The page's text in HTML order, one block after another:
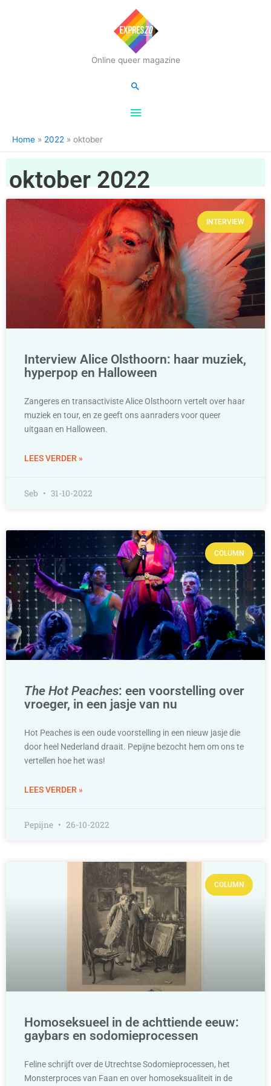
Online queer magazine
Hoofdmenu
Zoeken
Home 2022 oktober
oktober 2022
INTERVIEW
Interview Alice Olsthoorn: haar muziek,
hyperpop en Halloween
Zangeres en transactiviste Alice Olsthoorn vertelt over haar
muziek en tour, en ze geeft ons aanraders voor queer
uitgaan en Halloween.
LEES VERDER »
Seb 31-10-2022
COLUMN
The Hot Peaches: een voorstelling over
vroeger, in een jasje van nu
Hot Peaches is een oude voorstelling in een nieuw jasje die
door heel Nederland draait. Pepijne bezocht hem om ons te
vertellen hoe het was!
LEES VERDER »
Pepijne 26-10-2022
COLUMN
Homoseksueel in de achttiende eeuw:
gaybars en sodomieprocessen
Feline schrijft over de Utrechtse Sodomieprocessen, het
Monsterproces van Faan en over homoseksualiteit in de